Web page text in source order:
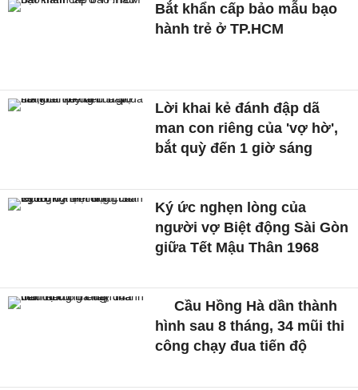
Bắt khẩn cấp bảo mẫu bạo
hành trẻ ở TP.HCM
Lời khai kẻ đánh đập dã
man con riêng của 'vợ hờ',
bắt quỳ đến 1 giờ sáng
Ký ức nghẹn lòng của
người vợ Biệt động Sài Gòn
giữa Tết Mậu Thân 1968
Cầu Hồng Hà dần thành
hình sau 8 tháng, 34 mũi thi
công chạy đua tiến độ